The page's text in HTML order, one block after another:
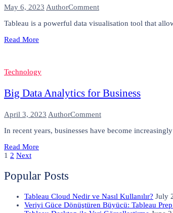
May 6, 2023 AuthorCommenton
Tableau’s
Filters
Tableau is a powerful data visualisation tool that
Read More
Technology
Big Data Analytics for Business
April 3, 2023 AuthorCommenton
Data
In recent years, businesses have become
Read More
Posts
pagination
Page
1 Page
2 NextNext
Popular Posts
Tableau Cloud Nedir ve Nasıl Kullanılır? July
Veriyi Güce Dönüştüren Büyücü: Tableau